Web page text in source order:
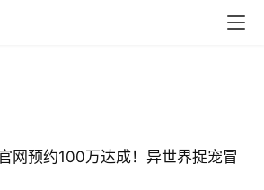
网预约100万达成！异世界捉宠冒